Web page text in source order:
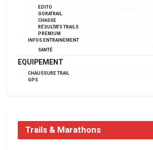
EDITO
GORATRAIL
CHASSE
RÉSULTATS TRAILS
PREMIUM
INFOS ENTRAINEMENT
SANTÉ
EQUIPEMENT
CHAUSSURE TRAIL
GPS
Trails & Marathons